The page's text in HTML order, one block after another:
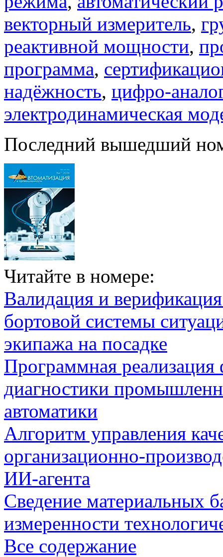
векторный измеритель,
реактивной мощности,
программа,
надёжность, цифро-
электродинамическая
Последний вышедший
Читайте в номере:
Валидация и
бортовой системы
экипажа на посадке
Программная
диагностики
автоматики
Алгоритм управления
организационно-
ИИ-агента
Сведение материальных
измеренности
Все содержание